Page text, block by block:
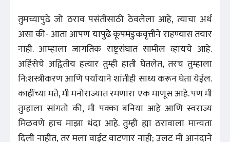
तुमच्यापुढे जो ठराव पसंतीसाठी ठेवलेला आहे, त्याचा अर्थ
असा की- आता आपण यापुढे कूपमंडुकवृत्तीने राहण्यास तयार
नाही. आम्हाला जागतिक राष्ट्रसंघात सामील व्हायचे आहे.
अहिंसेचे अद्वितीय हत्यार तुम्ही हाती घेतलेत, तरच तुम्हाला
नि:शस्त्रीकरण आणि पर्यायाने शांतीही साध्य करून घेता येईल.
काहींच्या मते, मी मनोराज्यात रमणारा एक माणूस आहे. पण मी
तुम्हाला सांगतो की, मी पक्का बनिया आहे आणि स्वराज्य
मिळवणे हाच माझा धंदा आहे. तुम्ही ह्या ठरावाला मान्यता
दिली नाहीत, तर मला वाईट वाटणार नाही; उलट मी आनंदाने